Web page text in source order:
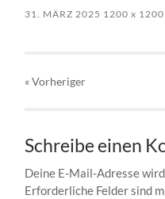
31. MÄRZ 2025 1200x 1200
« Vorheriger
Schreibe einen
Deine E-Mail-Adresse
Erforderliche Felder sind